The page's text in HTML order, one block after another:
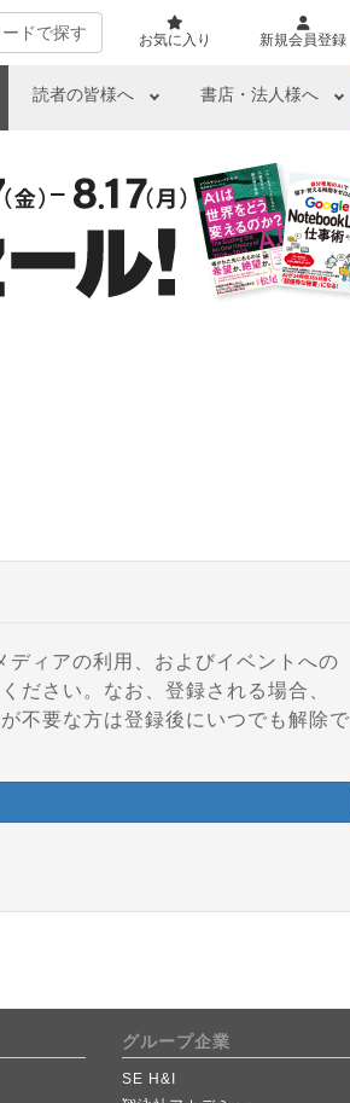
ドで探す お気に入り 新規会員登録
読者の皆様へ 書店・法人様へ
ィアの利用、およびイベントへの
ださい。なお、登録される場合、
不要な方は登録後にいつでも解除で
グループ企業
SE H&I